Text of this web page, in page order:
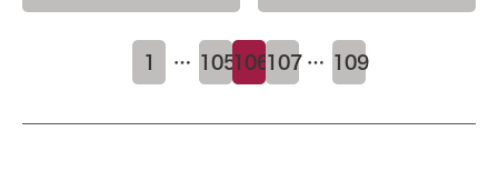
1 … 105106107 … 109